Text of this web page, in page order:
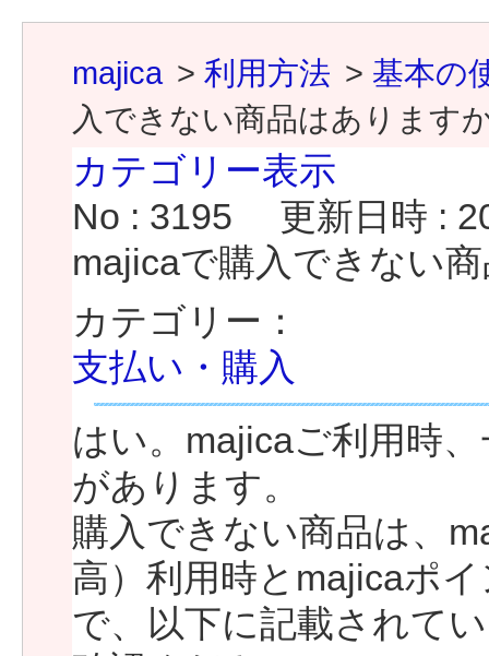
majica > 利用方法 > 基本の
入できない商品はあります
カテゴリー表示
No : 3195
更新日時 :
majicaで購入できない
カテゴリー：
支払い・購入
はい。majicaご利用時
があります。
購入できない商品は、
高）利用時とmajicaポ
で、以下に記載されて